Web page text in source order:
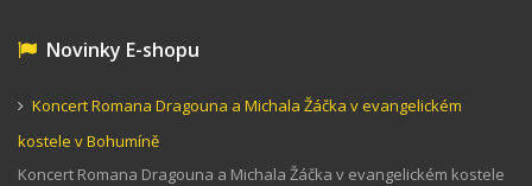
Novinky E-shopu
Koncert Romana Dragouna a Michala Žáčka v evangelickém
kostele v Bohumíně
Koncert Romana Dragouna a Michala Žáčka v evangelickém kostele